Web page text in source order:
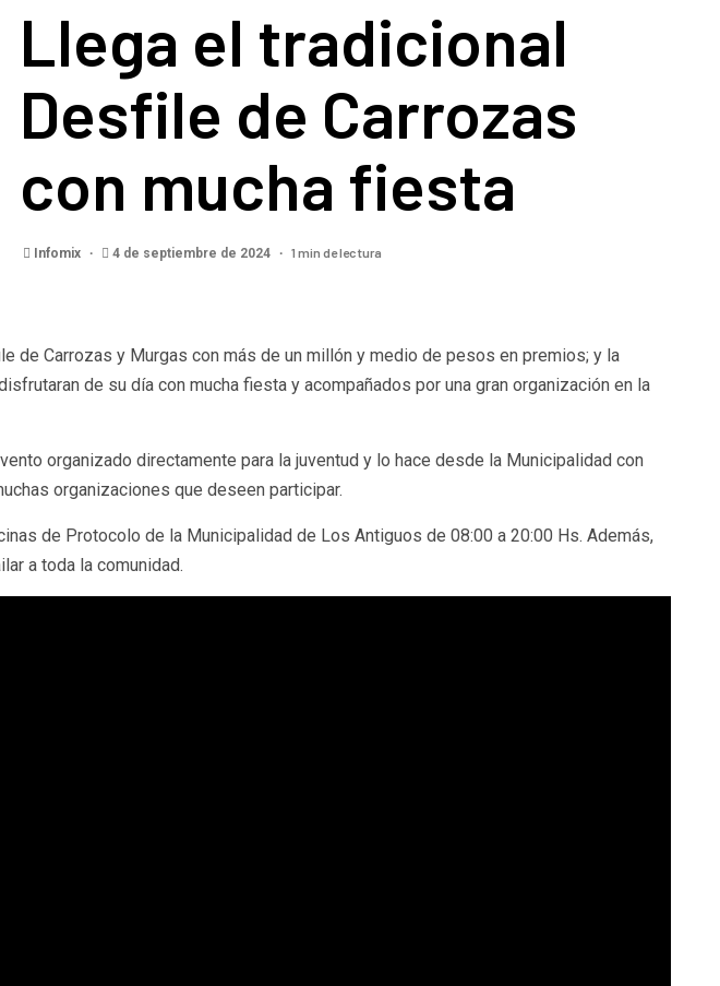
Llega el tradicional
Desfile de Carrozas
con mucha fiesta
Infomix 4 de septiembre de 2024 1 min de lectura
Carrozas y Murgas con más de un millón y medio de pesos en premios; y la
de su día con mucha fiesta y acompañados por una gran organización en la
organizado directamente para la juventud y lo hace desde la Municipalidad con
organizaciones que deseen participar.
de Protocolo de la Municipalidad de Los Antiguos de 08:00 a 20:00 Hs. Además,
a toda la comunidad.